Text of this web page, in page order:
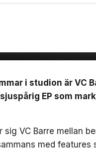
i studion är VC
sjuspårig EP som
sig VC Barre mellan
med features